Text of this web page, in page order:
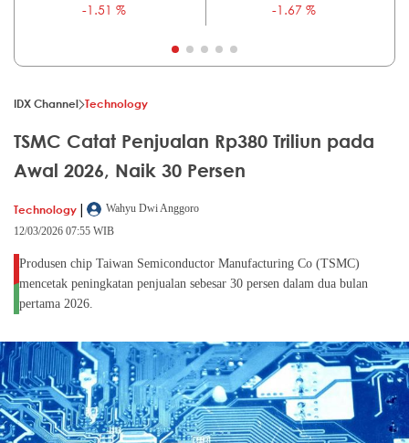
-1.51 %
-1.67 %
IDX Channel Technology
TSMC Catat Penjualan Rp380 Triliun pada
Awal 2026, Naik 30 Persen
Technology |
Wahyu Dwi Anggoro
12/03/2026 07:55 WIB
Produsen chip Taiwan Semiconductor Manufacturing Co (TSMC)
mencetak peningkatan penjualan sebesar 30 persen dalam dua bulan
pertama 2026.